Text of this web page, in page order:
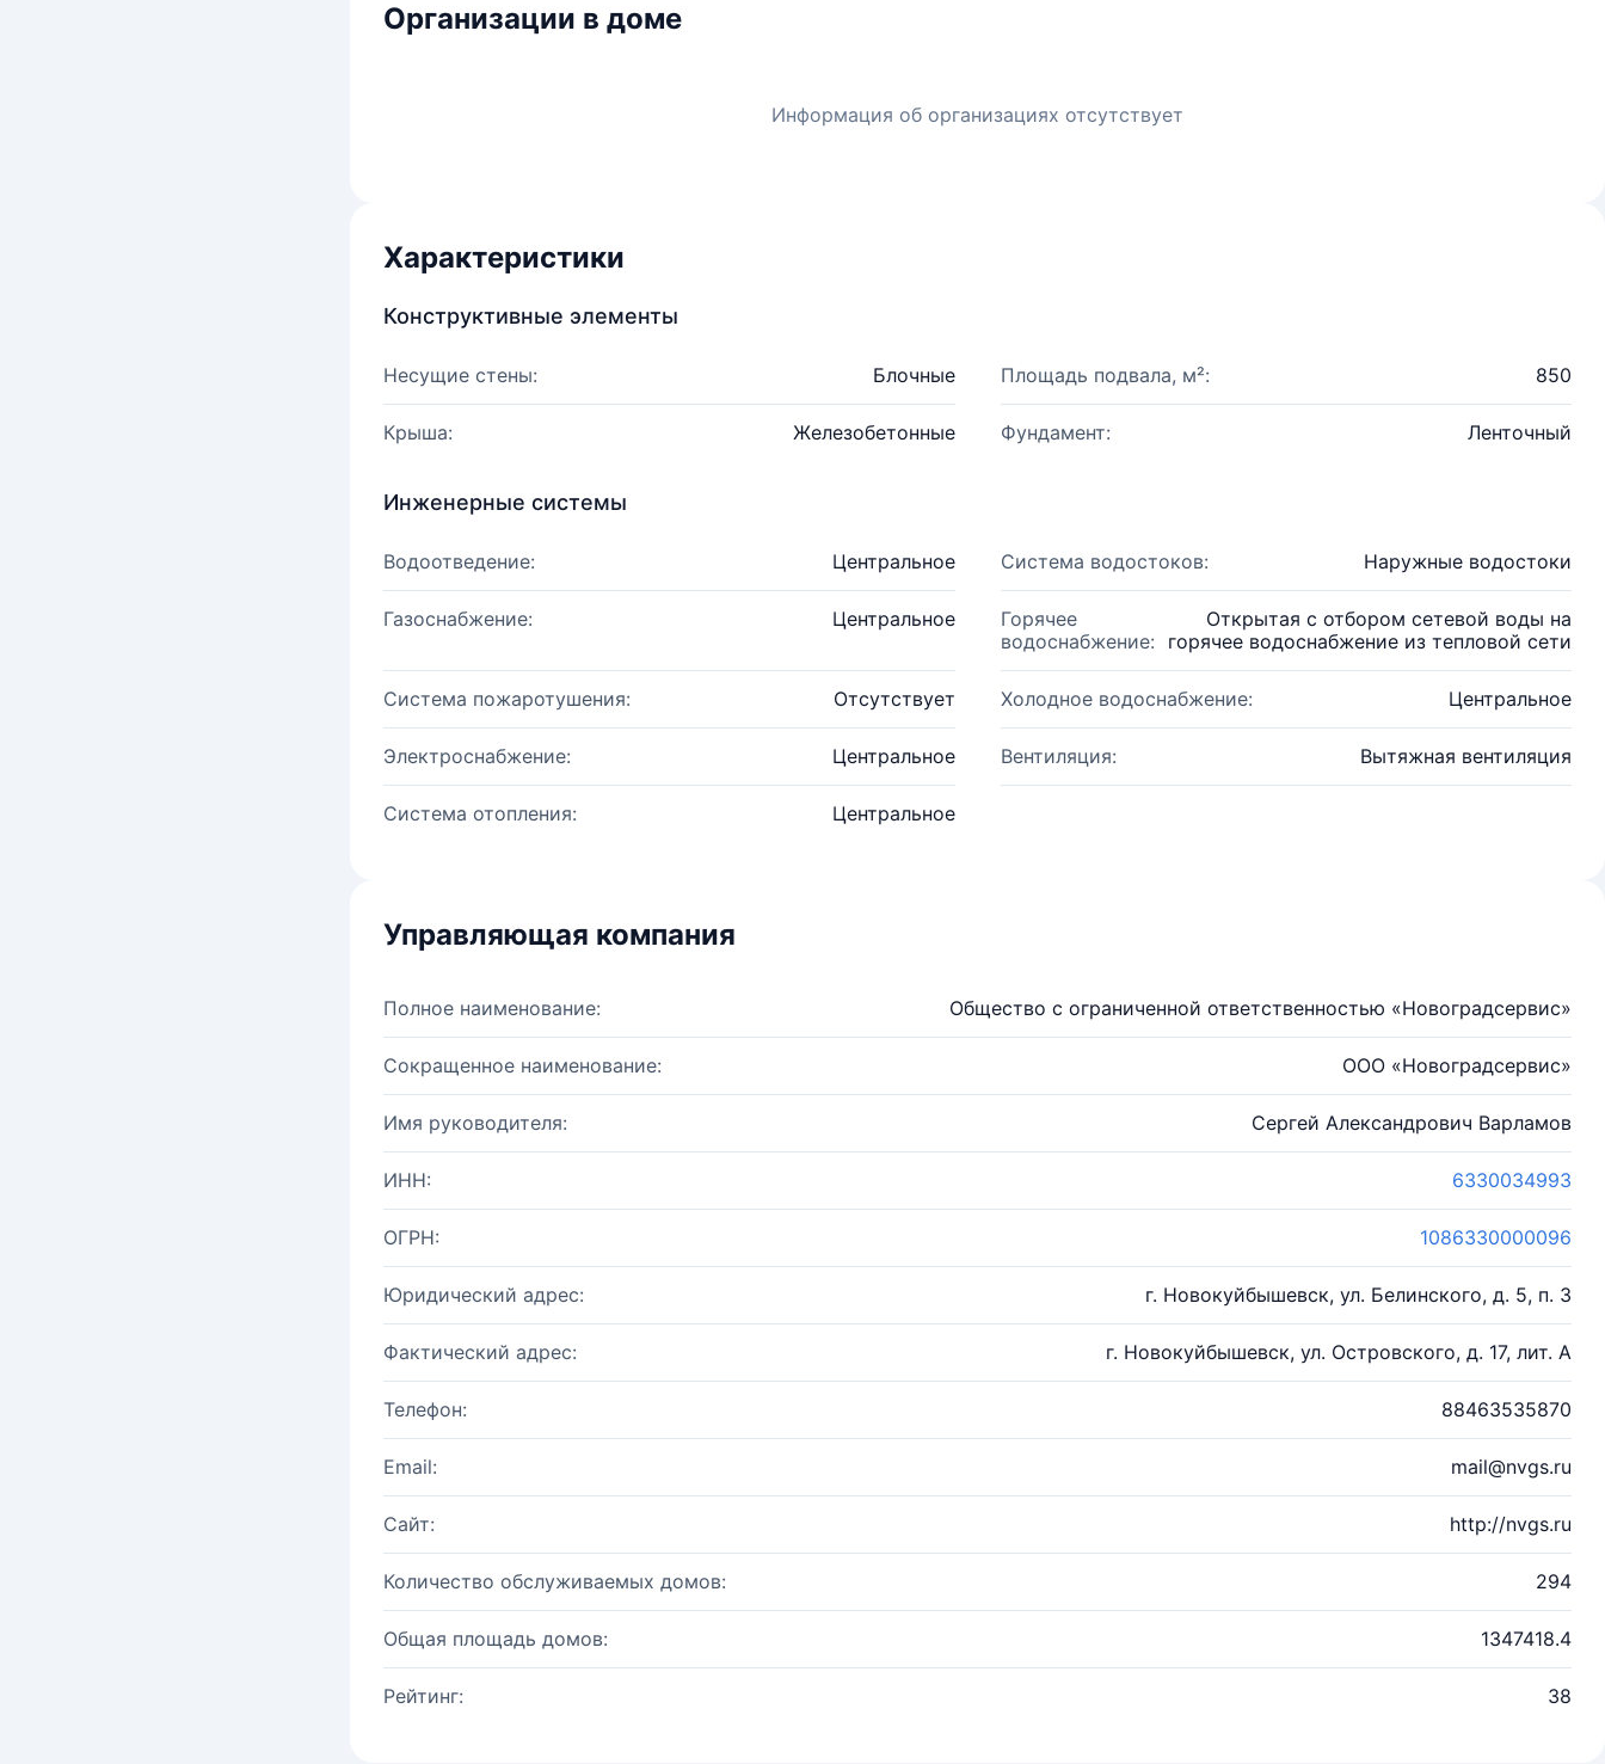
Организации в доме
Информация об организациях отсутствует
Характеристики
Конструктивные элементы
Несущие стены: Блочные Площадь подвала, м²: 850
Крыша: Железобетонные Фундамент: Ленточный
Инженерные системы
Водоотведение: Центральное Система водостоков: Наружные водостоки
Газоснабжение: Центральное
Горячее
водоснабжение:
Открытая с отбором сетевой воды на
горячее водоснабжение из тепловой сети
Система пожаротушения: Отсутствует Холодное водоснабжение: Центральное
Электроснабжение: Центральное Вентиляция: Вытяжная вентиляция
Система отопления: Центральное
Управляющая компания
Полное наименование: Общество с ограниченной ответственностью «Новоградсервис»
Сокращенное наименование: ООО «Новоградсервис»
Имя руководителя: Сергей Александрович Варламов
ИНН: 6330034993
ОГРН: 1086330000096
Юридический адрес: г. Новокуйбышевск, ул. Белинского, д. 5, п. 3
Фактический адрес: г. Новокуйбышевск, ул. Островского, д. 17, лит. А
Телефон: 88463535870
Email: mail@nvgs.ru
Сайт: http://nvgs.ru
Количество обслуживаемых домов: 294
Общая площадь домов: 1347418.4
Рейтинг: 38